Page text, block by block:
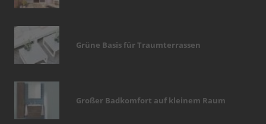
Grüne Basis für Traumterrassen
Großer Badkomfort auf kleinem Raum